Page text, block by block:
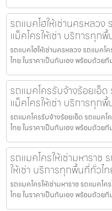
รถแบคโฮให้เช่านครหลวง
แม็คโครให้เช่า บริการทุก
รถแบคโฮให้เช่านครหลวง รถแมคโ
ไทย ในราคาเป็นกันเอง พร้อมด้วย
รถแมคโครรับจ้างร้อยเอ็
แม็คโครให้เช่า บริการทุก
รถแมคโครรับจ้างร้อยเอ็ด รถแมคโ
ไทย ในราคาเป็นกันเอง พร้อมด้วย
รถแมคโครให้เช่ามหาราช
ให้เช่า บริการทุกพื้นที่ทั่วไ
รถแมคโครให้เช่ามหาราช รถแมคโ
ไทย ในราคาเป็นกันเอง พร้อมด้วย